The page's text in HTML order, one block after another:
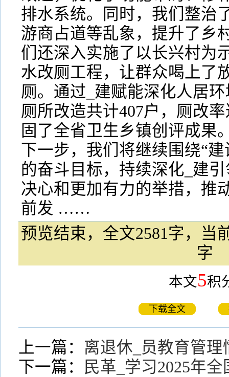
排水系统。同时，我们整治
游商占道等乱象，提升了乡
们还深入实施了以长兴村为
水改厕工程，让群众喝上了
厕。通过_建赋能深化人居
厕所改造共计407户，厕改
固了全省卫生乡镇创评成果
下一步，我们将继续围绕“
的奋斗目标，持续深化_建
决心和更加有力的举措，推
前发 ……
预览结束，全文2581字，当
字
本文5积
下载全文
上一篇： 离退休_员教育管理
下一篇：
民革_学习2025年